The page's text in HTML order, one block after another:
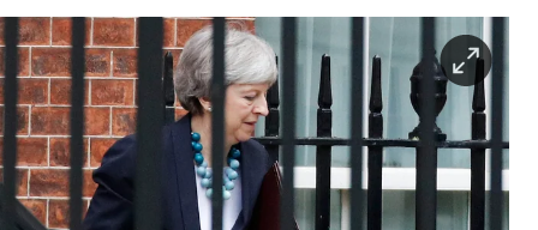
berlin
nord
wahrheit
verlag